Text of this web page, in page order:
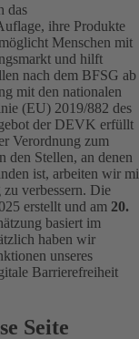
das
ihre Produkte
Menschen mit
und hilft
nach dem BFSG ab
mit den nationalen
(EU) 2019/882 des
der DEVK erfüllt
Verordnung zum
den Stellen, an denen
ist, arbeiten wir
verbessern. Die
erstellt und am 20.
basiert im
haben wir
unseres
Barrierefreiheit
Seite